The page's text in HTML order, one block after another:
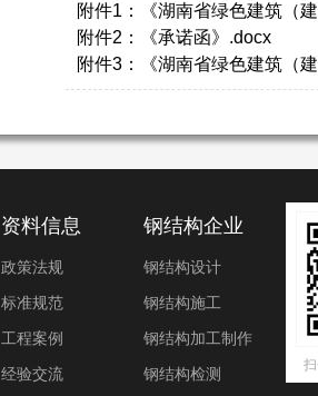
附件1：《湖南省绿色建筑（
附件2：《承诺函》.docx
附件3：《湖南省绿色建筑（
资料信息
政策法规
标准规范
工程案例
经验交流
钢结构企业
钢结构设计
钢结构施工
钢结构加工制作
钢结构检测